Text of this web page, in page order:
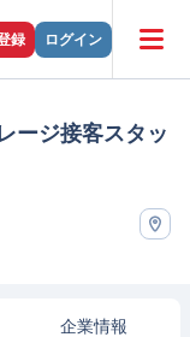
録 ログイン
ージ接客スタッ
企業情報